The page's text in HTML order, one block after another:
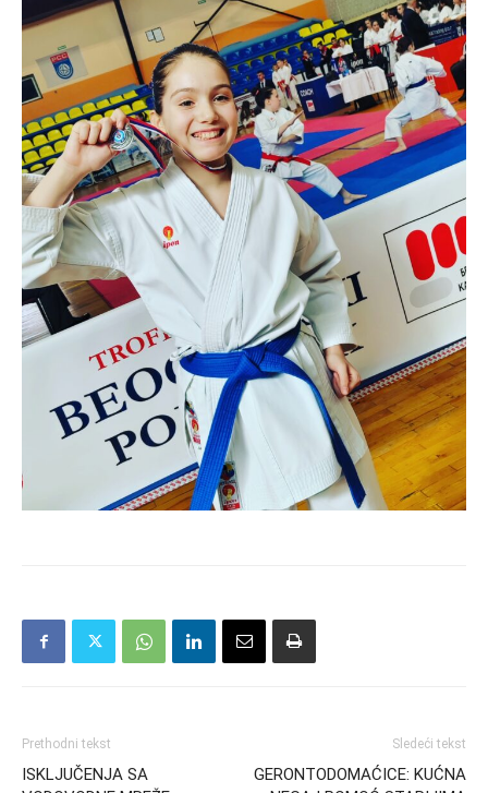
Prethodni tekst
ISKLJUČENJA SA
Sledeći tekst
GERONTODOMAĆICE: KUĆNA